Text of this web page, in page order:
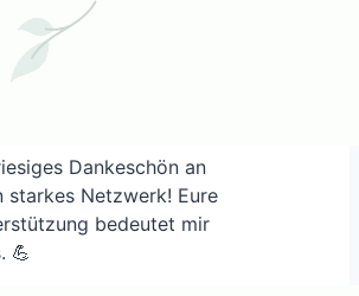
Dankeschön an
starkes Netzwerk! Eure
bedeutet mir
💪